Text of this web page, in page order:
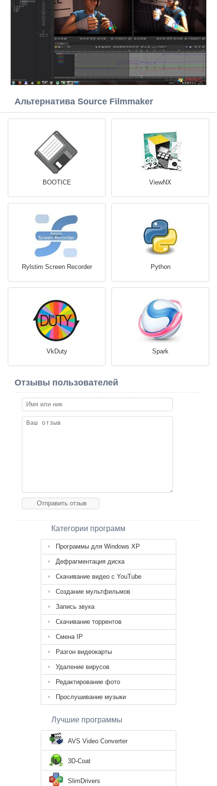
Альтернатива Source Filmmaker
BOOTICE ViewNX
Rylstim Screen Recorder Python
VkDuty Spark
Отзывы пользователей
Категории программ
Программы для Windows XP
Дефрагментация диска
Скачивание видео с YouTube
Создание мультфильмов
Запись звука
Скачивание торрентов
Смена IP
Разгон видеокарты
Удаление вирусов
Редактирование фото
Прослушивание музыки
Лучшие программы
AVS Video Converter
3D-Coat
SlimDrivers